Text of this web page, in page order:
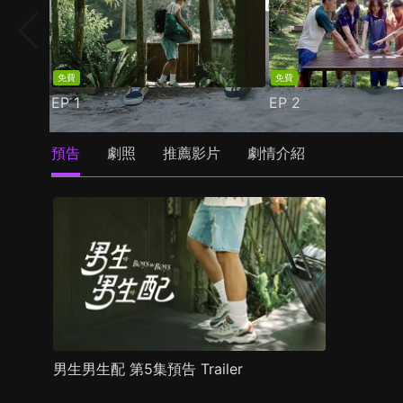
免費
EP1
免費
EP 2
預告 劇照 推薦影片 劇情介紹
男生男生配 第5集預告 Trailer